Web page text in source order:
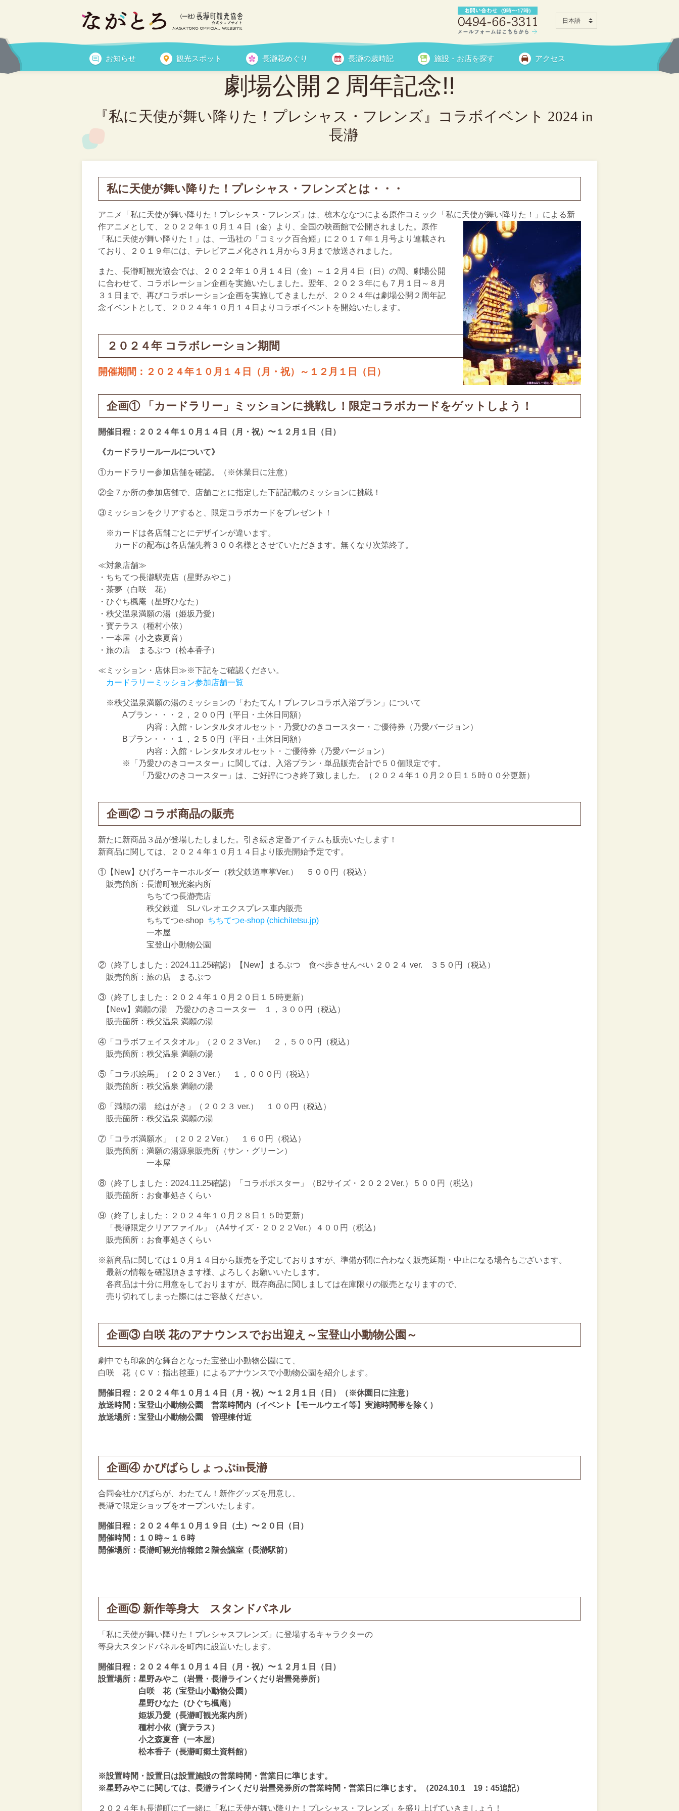
お知らせ 観光スポット 長瀞花めぐり 長瀞の歳時記 施設・お店を探す アクセス
『私に天使が舞い降りた！プレシャス・フレンズ』コラボイベント 2024 in 長瀞
劇場公開２周年記念!!
『私に天使が舞い降りた！プレシャス・フレンズ』コラボイベント 2024 in
長瀞
私に天使が舞い降りた！プレシャス・フレンズとは・・・
アニメ「私に天使が舞い降りた！プレシャス・フレンズ」は、椋木ななつによる原作コミック「私に天使が舞い降りた！」による新
作アニメとして、２０２２年１０月１４日（金）より、全国の映画館で公開されました。原作
「私に天使が舞い降りた！」は、一迅社の「コミック百合姫」に２０１７年１月号より連載され
ており、２０１９年には、テレビアニメ化され１月から３月まで放送されました。
また、長瀞町観光協会では、２０２２年１０月１４日（金）～１２月４日（日）の間、劇場公開
に合わせて、コラボレーション企画を実施いたしました。翌年、２０２３年にも７月１日～８月
３１日まで、再びコラボレーション企画を実施してきましたが、２０２４年は劇場公開２周年記
念イベントとして、２０２４年１０月１４日よりコラボイベントを開始いたします。
２０２４年 コラボレーション期間
開催期間：２０２４年１０月１４日（月・祝）～１２月１日（日）
企画① 「カードラリー」ミッションに挑戦し！限定コラボカードをゲットしよう！
開催日程：２０２４年１０月１４日（月・祝）〜１２月１日（日）
《カードラリールールについて》
①カードラリー参加店舗を確認。（※休業日に注意）
②全７か所の参加店舗で、店舗ごとに指定した下記記載のミッションに挑戦！
③ミッションをクリアすると、限定コラボカードをプレゼント！
※カードは各店舗ごとにデザインが違います。
カードの配布は各店舗先着３００名様とさせていただきます。無くなり次第終了。
≪対象店舗≫
・ちちてつ長瀞駅売店（星野みやこ）
・茶夢（白咲 花）
・ひぐち楓庵（星野ひなた）
・秩父温泉満願の湯（姫坂乃愛）
・寳テラス（種村小依）
・一本屋（小之森夏音）
・旅の店 まるぶつ（松本香子）
≪ミッション・店休日≫※下記をご確認ください。
カードラリーミッション参加店舗一覧
※秩父温泉満願の湯のミッションの「わたてん！プレフレコラボ入浴プラン」について
Aプラン・・・２，２００円（平日・土休日同額）
内容：入館・レンタルタオルセット・乃愛ひのきコースター・ご優待券（乃愛バージョン）
Bプラン・・・１，２５０円（平日・土休日同額）
内容：入館・レンタルタオルセット・ご優待券（乃愛バージョン）
※「乃愛ひのきコースター」に関しては、入浴プラン・単品販売合計で５０個限定です。
「乃愛ひのきコースター」は、ご好評につき終了致しました。（２０２４年１０月２０日１５時００分更新）
企画② コラボ商品の販売
新たに新商品３品が登場したしました。引き続き定番アイテムも販売いたします！
新商品に関しては、２０２４年１０月１４日より販売開始予定です。
①【New】ひげろーキーホルダー（秩父鉄道車掌Ver.） ５００円（税込）
販売箇所：長瀞町観光案内所
ちちてつ長瀞売店
秩父鉄道 SLパレオエクスプレス車内販売
ちちてつe-shop ちちてつe-shop (chichitetsu.jp)
一本屋
宝登山小動物公園
②（終了しました：2024.11.25確認）【New】まるぶつ 食べ歩きせんべい ２０２４ ver. ３５０円（税込）
販売箇所：旅の店 まるぶつ
③（終了しました：２０２４年１０月２０日１５時更新）
【New】満願の湯 乃愛ひのきコースター １，３００円（税込）
販売箇所：秩父温泉 満願の湯
④「コラボフェイスタオル」（２０２３Ver.） ２，５００円（税込）
販売箇所：秩父温泉 満願の湯
⑤「コラボ絵馬」（２０２３Ver.） １，０００円（税込）
販売箇所：秩父温泉 満願の湯
⑥「満願の湯 絵はがき」（２０２３ ver.） １００円（税込）
販売箇所：秩父温泉 満願の湯
⑦「コラボ満願水」（２０２２Ver.） １６０円（税込）
販売箇所：満願の湯源泉販売所（サン・グリーン）
一本屋
⑧（終了しました：2024.11.25確認）「コラボポスター」（B2サイズ・２０２２Ver.）５００円（税込）
販売箇所：お食事処さくらい
⑨（終了しました：２０２４年１０月２８日１５時更新）
「長瀞限定クリアファイル」（A4サイズ・２０２２Ver.）４００円（税込）
販売箇所：お食事処さくらい
※新商品に関しては１０月１４日から販売を予定しておりますが、準備が間に合わなく販売延期・中止になる場合もございます。
最新の情報を確認頂きます様、よろしくお願いいたします。
各商品は十分に用意をしておりますが、既存商品に関しましては在庫限りの販売となりますので、
売り切れてしまった際にはご容赦ください。
企画③ 白咲 花のアナウンスでお出迎え～宝登山小動物公園～
劇中でも印象的な舞台となった宝登山小動物公園にて、
白咲 花（ＣＶ：指出毬亜）によるアナウンスで小動物公園を紹介します。
開催日程：２０２４年１０月１４日（月・祝）〜１２月１日（日）（※休園日に注意）
放送時間：宝登山小動物公園 営業時間内（イベント【モールウエイ等】実施時間帯を除く）
放送場所：宝登山小動物公園 管理棟付近
企画④ かぴばらしょっぷin長瀞
合同会社かぴばらが、わたてん！新作グッズを用意し、
長瀞で限定ショップをオープンいたします。
開催日程：２０２４年１０月１９日（土）〜２０日（日）
開催時間：１０時～１６時
開催場所：長瀞町観光情報館２階会議室（長瀞駅前）
企画⑤ 新作等身大 スタンドパネル
「私に天使が舞い降りた！プレシャスフレンズ」に登場するキャラクターの
等身大スタンドパネルを町内に設置いたします。
開催日程：２０２４年１０月１４日（月・祝）〜１２月１日（日）
設置場所：星野みやこ（岩畳・長瀞ラインくだり岩畳発券所）
白咲 花（宝登山小動物公園）
星野ひなた（ひぐち楓庵）
姫坂乃愛（長瀞町観光案内所）
種村小依（寶テラス）
小之森夏音（一本屋）
松本香子（長瀞町郷土資料館）
※設置時間・設置日は設置施設の営業時間・営業日に準じます。
※星野みやこに関しては、長瀞ラインくだり岩畳発券所の営業時間・営業日に準じます。（2024.10.1 19：45追記）
２０２４年も長瀞町にて一緒に「私に天使が舞い降りた！プレシャス・フレンズ」を盛り上げていきましょう！